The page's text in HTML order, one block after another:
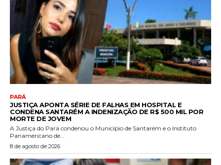
PARÁ
JUSTIÇA APONTA SÉRIE DE FALHAS EM HOSPITAL E
CONDENA SANTARÉM A INDENIZAÇÃO DE R$ 500 MIL POR
MORTE DE JOVEM
A Justiça do Pará condenou o Município de Santarém e o Instituto
Panamericano de...
8 de agosto de 2026